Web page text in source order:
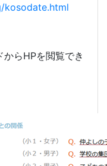
kosodate.html
からHPを閲覧でき